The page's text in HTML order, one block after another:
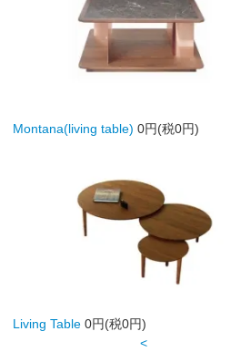
Montana(living table) 0円(税0円)
Living Table 0円(税0円)
<